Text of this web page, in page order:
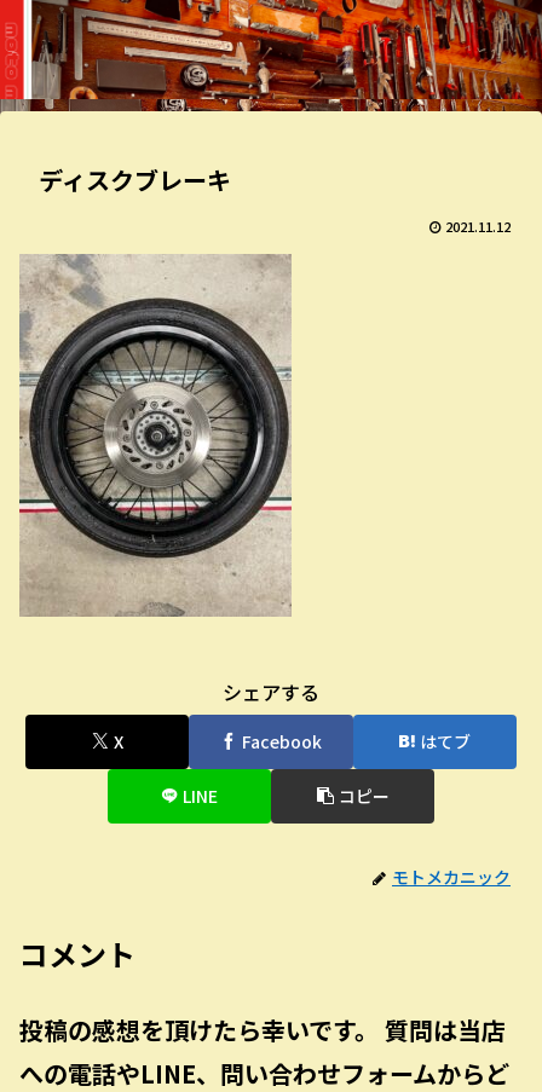
ディスクブレーキ
2021.11.12
シェアする
X Facebook はてブ
LINE コピー
モトメカニック
コメント
投稿の感想を頂けたら幸いです。 質問は当店
への電話やLINE、問い合わせフォームからど